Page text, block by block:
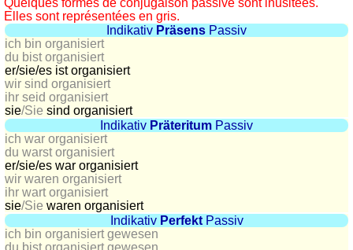
Utilités
Convertisseurs
d'unités
Plaques
d'immatriculation
Coucher
du
soleil
Balades
à
vélo
Petit
Quelques formes de conjugaison passive sont inusitées.
Elles sont représentées en gris.
Indikativ Präsens Passiv
ich bin organisiert
du bist organisiert
er/sie/es ist organisiert
wir sind organisiert
ihr seid organisiert
sie/Sie sind organisiert
Indikativ Präteritum Passiv
ich war organisiert
du warst organisiert
er/sie/es war organisiert
wir waren organisiert
ihr wart organisiert
sie/Sie waren organisiert
Indikativ PerfektPassiv
ich bin organisiert gewesen
du bist organisiert gewesen